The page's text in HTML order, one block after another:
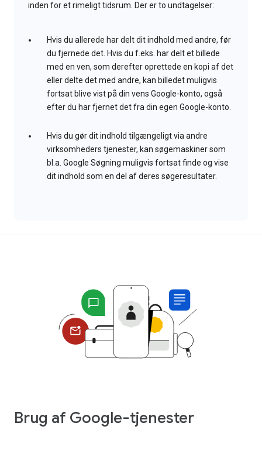
inden for et rimeligt tidsrum. Der er to undtagelser:
Hvis du allerede har delt dit indhold med andre, før
du fjernede det. Hvis du f.eks. har delt et billede
med en ven, som derefter oprettede en kopi af det
eller delte det med andre, kan billedet muligvis
fortsat blive vist på din vens Google-konto, også
efter du har fjernet det fra din egen Google-konto.
Hvis du gør dit indhold tilgængeligt via andre
virksomheders tjenester, kan søgemaskiner som
bl.a. Google Søgning muligvis fortsat finde og vise
dit indhold som en del af deres søgeresultater.
Brug af Google-tjenester